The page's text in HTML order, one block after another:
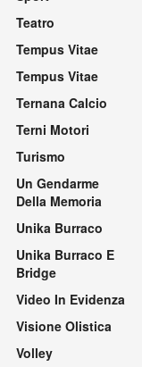
Teatro
Tempus Vitae
Tempus Vitae
Ternana Calcio
Terni Motori
Turismo
Un Gendarme
Della Memoria
Unika Burraco
Unika Burraco E
Bridge
Video In Evidenza
Visione Olistica
Volley